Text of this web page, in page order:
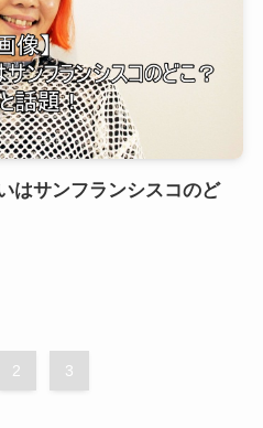
はサンフランシスコのど
2 3